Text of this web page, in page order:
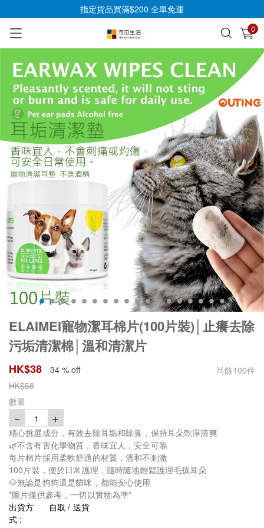
指定貨品買滿$200 全單免運
0
已加入購物車 查看
ELAIMEI寵物潔耳棉片(100片裝)│止癢去除
污垢清潔棉│溫和清潔片
HK$38 34 % off 尚餘100件
HK$58
數量
－ 1 ＋
精心挑選成分，有效去除耳垢和除臭，保持耳朵乾淨清爽
🌿不含有害化學物質，香味宜人，安全可靠
每片棉片採用柔軟舒適的材質，溫和不刺激
100片裝，便於日常護理，隨時隨地輕鬆護理毛孩耳朵
🐶無論是狗狗還是貓咪，都能安心使用
*圖片僅供參考，一切以實物為準*
出貨方
式 :
自取 / 送貨